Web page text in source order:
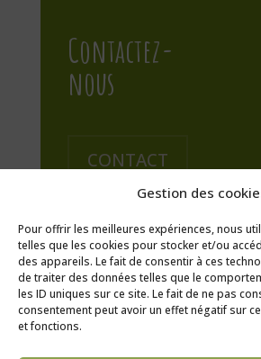
Gestion des
Pour offrir les meilleures expériences, nous
telles que les cookies pour stocker et/ou
des appareils. Le fait de consentir à ces
de traiter des données telles que le
les ID uniques sur ce site. Le fait de ne pas
consentement peut avoir un effet négatif sur
et fonctions.
Contactez-
nous
CONTACT